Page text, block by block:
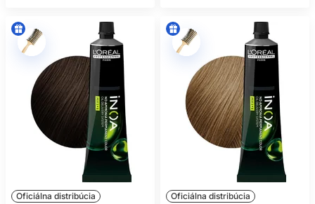
Oficiálna distribúcia Oficiálna distribúcia